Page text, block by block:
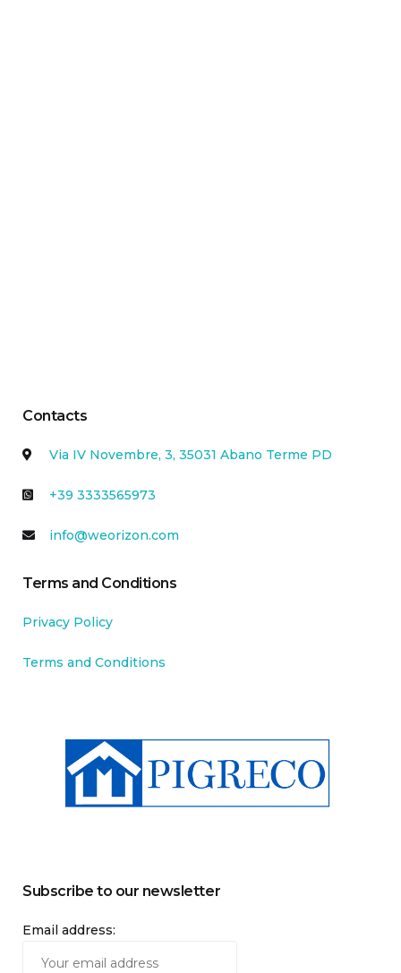
Contacts
Via IV Novembre, 3, 35031 Abano Terme PD
+39 3333565973
info@weorizon.com
Terms and Conditions
Privacy Policy
Terms and Conditions
Subscribe to our newsletter
Email address: